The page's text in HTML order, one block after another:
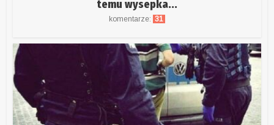
temu wysepka...
komentarze: 31